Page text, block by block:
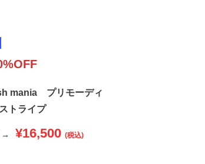
mania プリモーディ
トライプ
→ ¥16,500 (税込)